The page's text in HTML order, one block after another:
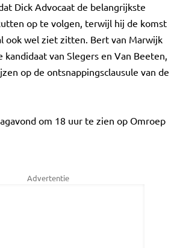
Dick Advocaat de belangrijkste
op te volgen, terwijl hij de komst
ook wel ziet zitten. Bert van Marwijk
kandidaat van Slegers en Van Beeten,
op de ontsnappingsclausule van de
om 18 uur te zien op Omroep
Advertentie